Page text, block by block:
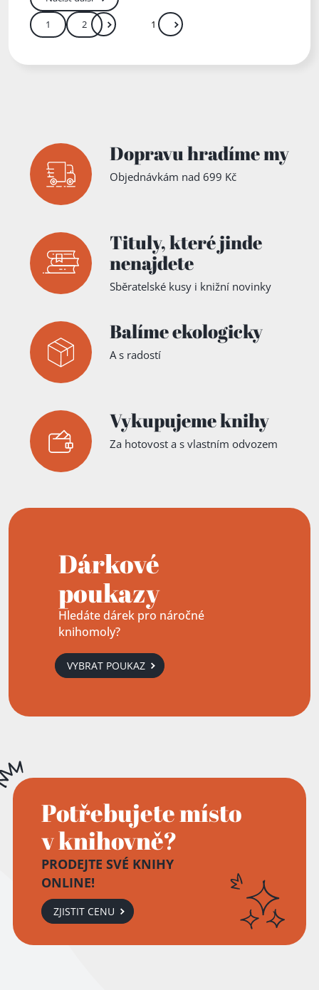
1 2
Další Přejít
Dopravu hradíme my
Objednávkám nad 699 Kč
Tituly,které jinde
nenajdete
Sběratelské kusy i knižní novinky
Balíme ekologicky
A s radostí
Vykupujeme knihy
Za hotovost a s vlastním odvozem
Dárkové
poukazy
Hledáte dárek pro náročné
knihomoly?
VYBRAT POUKAZ
Potřebujete místo
v knihovně?
PRODEJTE SVÉ KNIHY
ONLINE!
ZJISTIT CENU